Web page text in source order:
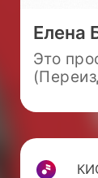
Елена
Это